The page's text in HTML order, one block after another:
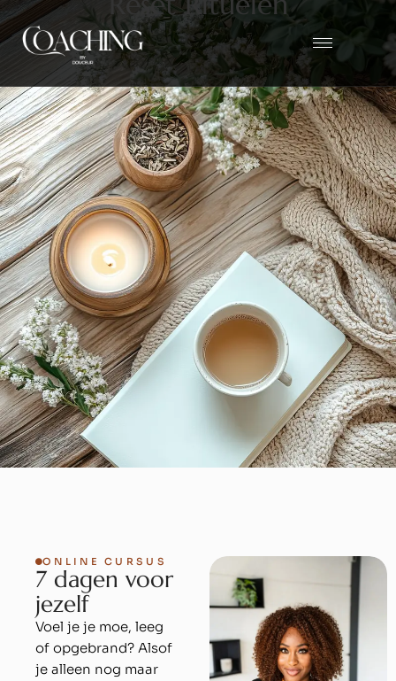
ONLINE CURSUS
7 dagen voor
jezelf
Voel je je moe, leeg
of opgebrand? Alsof
je alleen nog maar